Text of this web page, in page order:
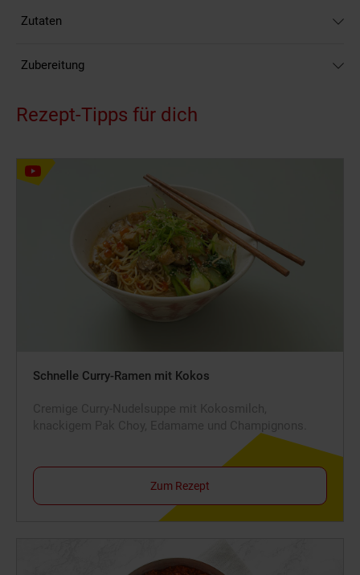
Zutaten
Zubereitung
Rezept-Tipps für dich
Schnelle Curry-Ramen mit Kokos
Zum Rezept